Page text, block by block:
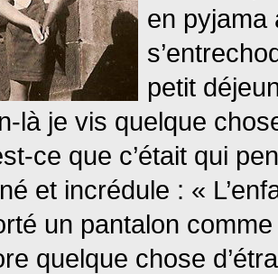
en pyjama
petit
là je vis quelque
ce que c’était qui
et incrédule : «
un pantalon
quelque chose